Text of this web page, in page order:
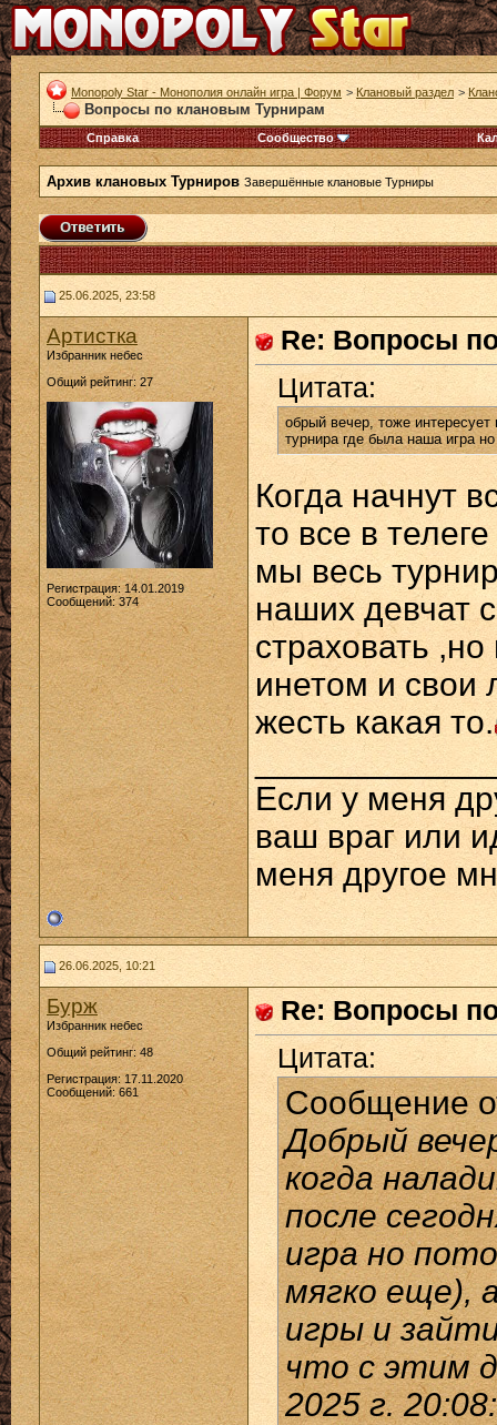
Monopoly Star - Монополия онлайн игра | Форум > Клановый раздел >
Вопросы по клановым Турнирам
Справка Сообщество
Архив клановых Турниров Завершённые клановые Турниры
25.06.2025, 23:58
Артистка
Избранник небес
Общий рейтинг: 27
Регистрация: 14.01.2019
Сообщений: 374
Re: Вопросы
Цитата:
обрый вечер, тоже интересует
турнира где была наша игра
Когда начнут
то все в
мы весь
наших девчат
страховать
инетом и свои
жесть какая то.
Если у меня
ваш враг или
меня другое
26.06.2025, 10:21
Бурж
Избранник небес
Общий рейтинг: 48
Регистрация: 17.11.2020
Сообщений: 661
Re: Вопросы
Цитата:
Сообщение
Добрый
когда
после
игра но
мягко еще),
игры и
что с этим
2025 г.